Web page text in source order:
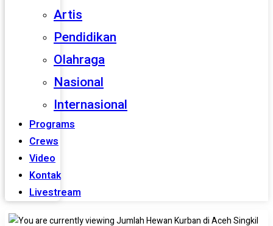
Artis
Pendidikan
Olahraga
Nasional
Internasional
Programs
Crews
Video
Kontak
Livestream